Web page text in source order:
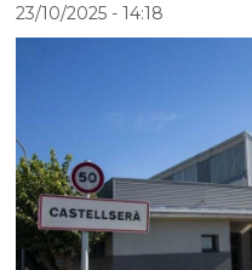
23/10/2025- 14:18